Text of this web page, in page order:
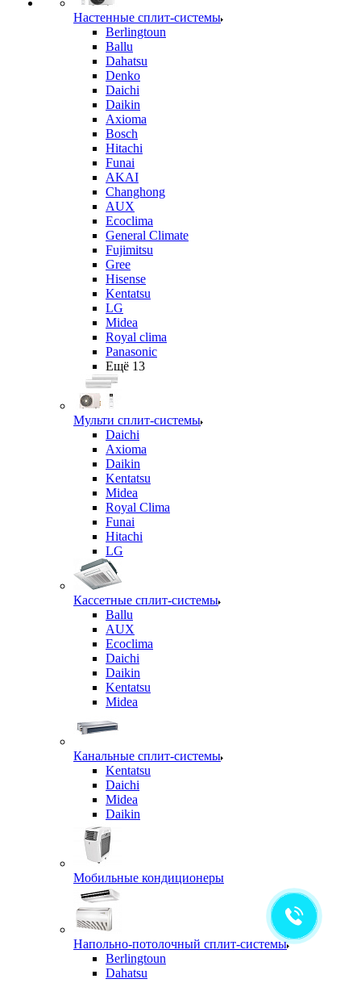
Настенные сплит-системы
Berlingtoun
Ballu
Dahatsu
Denko
Daichi
Daikin
Axioma
Bosch
Hitachi
Funai
AKAI
Changhong
AUX
Ecoclima
General Climate
Fujimitsu
Gree
Hisense
Kentatsu
LG
Midea
Royal clima
Panasonic
Ещё 13
Мульти сплит-системы
Daichi
Axioma
Daikin
Kentatsu
Midea
Royal Clima
Funai
Hitachi
LG
Кассетные сплит-системы
Ballu
AUX
Ecoclima
Daichi
Daikin
Kentatsu
Midea
Канальные сплит-системы
Kentatsu
Daichi
Midea
Daikin
Мобильные кондиционеры
Напольно-потолочный сплит-системы
Berlingtoun
Dahatsu